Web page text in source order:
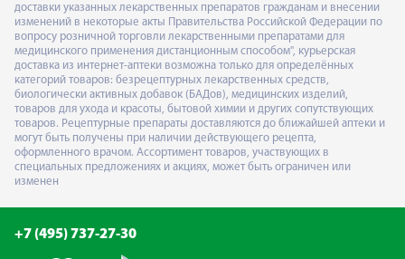
доставки указанных лекарственных препаратов гражданам и внесении
изменений в некоторые акты Правительства Российской Федерации по
вопросу розничной торговли лекарственными препаратами для
медицинского применения дистанционным способом", курьерская
доставка из интернет-аптеки возможна только для определённых
категорий товаров: безрецептурных лекарственных средств,
биологически активных добавок (БАДов), медицинских изделий,
товаров для ухода и красоты, бытовой химии и других сопутствующих
товаров. Рецептурные препараты доставляются до ближайшей аптеки и
могут быть получены при наличии действующего рецепта,
оформленного врачом. Ассортимент товаров, участвующих в
специальных предложениях и акциях, может быть ограничен или
изменен
+7 (495) 737-27-30